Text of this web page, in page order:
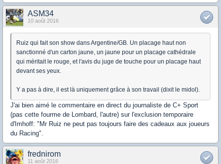
ASM34
10 août 2016
Ruiz qui fait son show dans Argentine/GB. Un placage haut non
sanctionné d'un carton jaune, un jaune pour un placage cathédrale
qui méritait le rouge, et l'avis du juge de touche pour un placage haut
devant ses yeux.
Y a pas à dire, il est là uniquement grâce à son travail (dixit le midol).
J'ai bien aimé le commentaire en direct du journaliste de C+ Sport
(pas cette fourme de Lombard, l'autre) sur l'exclusion temporaire
d'Imhoff: "Mr Ruiz ne peut pas toujours faire des cadeaux aux joueurs
du Racing".
frednirom
11 août 2016